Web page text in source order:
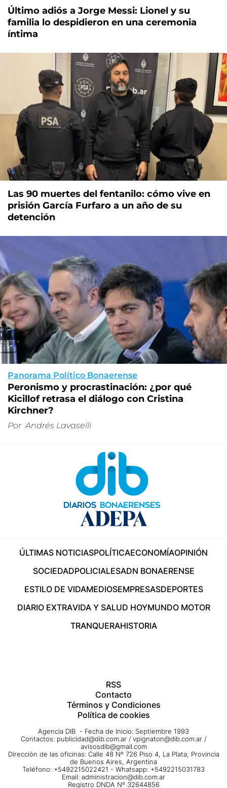
Último adiós a Jorge Messi: Lionel y su
familia lo despidieron en una ceremonia
íntima
Las 90 muertes del fentanilo: cómo vive en
prisión García Furfaro a un año de su
detención
Panorama Político Bonaerense
Peronismo y procrastinación: ¿por qué
Kicillof retrasa el diálogo con Cristina
Kirchner?
Por Andrés Lavaselli
ÚLTIMAS NOTICIASPOLÍTICAECONOMÍAOPINIÓN
SOCIEDADPOLICIALESADN BONAERENSE
ESTILO DE VIDAMEDIOSEMPRESASDEPORTES
DIARIO EXTRAVIDA Y SALUD HOYMUNDO MOTOR
TRANQUERAHISTORIA
RSS
Contacto
Términos y Condiciones
Política de cookies
Agencia DIB - Fecha de Inicio: Septiembre 1993
Contactos: publicidad@dib.com.ar / vpignaton@dib.com.ar /
avisosdib@gmail.com
Dirección de las oficinas: Calle 48 Nº 726 Piso 4, La Plata; Provincia
de Buenos Aires, Argentina
Teléfono: +5492215022421 - Whatsapp: +5492215031783
Email: administracion@dib.com.ar
Registro DNDA Nº 32644856